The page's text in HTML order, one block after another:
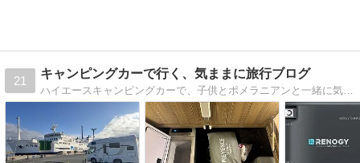
21
キャンピングカーで行く、気ままに旅行ブログ
ハイエースキャンピングカーで、子供とポメラニアンと一緒に気ままな旅に出掛よう